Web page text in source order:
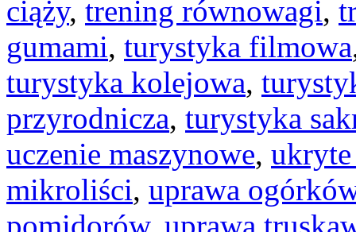
ciąży, trening równowagi,
gumami, turystyka filmowa
turystyka kolejowa,
przyrodnicza, turystyka
uczenie maszynowe, ukryte
mikroliści, uprawa
pomidorów, uprawa